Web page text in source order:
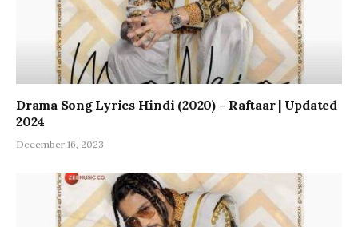
Drama Song Lyrics Hindi (2020) – Raftaar | Updated
2024
December 16, 2023